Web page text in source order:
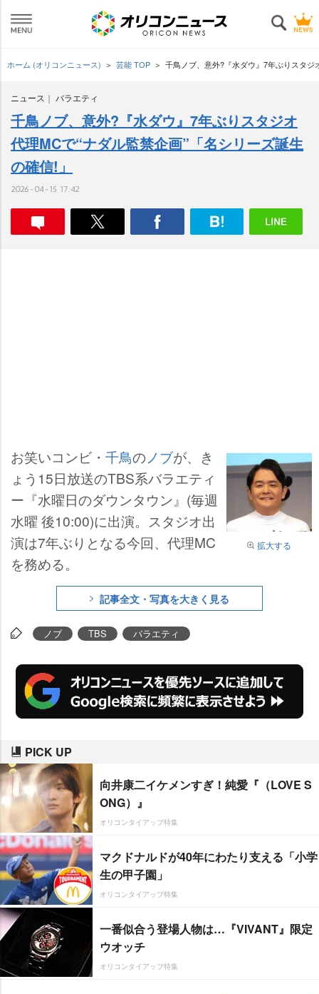
ホーム (オリコンニュース) 芸能 TOP 千鳥ノブ、意外?『水ダウ』7年ぶりスタジ
ニュース バラエティ
千鳥ノブ、意外?『水ダウ』7年ぶりスタジオ
代理MCで“ナダル監禁企画”「名シリーズ誕生
の確信!」
2026-04-15 17:42
拡大する
お笑いコンビ・ 千鳥の ノブが、き
ょう15日放送のTBS系バラエティ
ー『水曜日のダウンタウン』(毎週
水曜 後10:00)に出演。スタジオ出
演は7年ぶりとなる今回、代理MC
を務める。
記事全文・写真を大きく見る
ノブ TBS バラエティ
PICK UP
向井康二イケメンすぎ！純愛『（LOVE S
ONG）』
オリコンタイアップ特集
マクドナルドが40年にわたり支える「小学
生の甲子園」
オリコンタイアップ特集
一番似合う登場人物は…『VIVANT』限定
ウオッチ
オリコンタイアップ特集